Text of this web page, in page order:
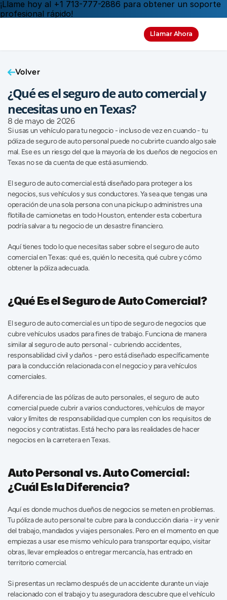
¡Llame hoy al +1 713-777-2886 para obtener un soporte
profesional rápido!
Llamar Ahora
Volver
¿Qué es el seguro de auto comercial y
necesitas uno en Texas?
8 de mayo de 2026
Si usas un vehículo para tu negocio - incluso de vez en cuando - tu
póliza de seguro de auto personal puede no cubrirte cuando algo sale
mal. Ese es un riesgo del que la mayoría de los dueños de negocios en
Texas no se da cuenta de que está asumiendo.
El seguro de auto comercial está diseñado para proteger a los
negocios, sus vehículos y sus conductores. Ya sea que tengas una
operación de una sola persona con una pickup o administres una
flotilla de camionetas en todo Houston, entender esta cobertura
podría salvar a tu negocio de un desastre financiero.
Aquí tienes todo lo que necesitas saber sobre el seguro de auto
comercial en Texas: qué es, quién lo necesita, qué cubre y cómo
obtener la póliza adecuada.
¿Qué Es el Seguro de Auto Comercial?
El seguro de auto comercial es un tipo de seguro de negocios que
cubre vehículos usados para fines de trabajo. Funciona de manera
similar al seguro de auto personal - cubriendo accidentes,
responsabilidad civil y daños - pero está diseñado específicamente
para la conducción relacionada con el negocio y para vehículos
comerciales.
A diferencia de las pólizas de auto personales, el seguro de auto
comercial puede cubrir a varios conductores, vehículos de mayor
valor y límites de responsabilidad que cumplen con los requisitos de
negocios y contratistas. Está hecho para las realidades de hacer
negocios en la carretera en Texas.
Auto Personal vs. Auto Comercial:
¿Cuál Es la Diferencia?
Aquí es donde muchos dueños de negocios se meten en problemas.
Tu póliza de auto personal te cubre para la conducción diaria - ir y venir
del trabajo, mandados y viajes personales. Pero en el momento en que
empiezas a usar ese mismo vehículo para transportar equipo, visitar
obras, llevar empleados o entregar mercancía, has entrado en
territorio comercial.
Si presentas un reclamo después de un accidente durante un viaje
relacionado con el trabajo y tu aseguradora descubre que el vehículo